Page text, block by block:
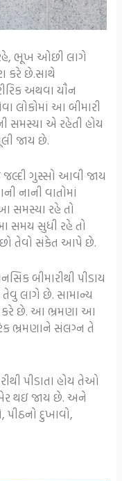
ભૂખ ઓછી લાગે
કરે છે.સાથે
અથવા યૌન
લોકોમાં આ બીમારી
સમસ્યા એ રહેતી હોય
જાય છે.
ગુસ્સો આવી જાય
નાની વાતોમાં
સમસ્યા રહે તો
સમય સુધી રહે તો
છો તેવો સંકેત આપે છે.
બીમારીથી પીડાય
લાગે છે. સામાન્ય
કરે છે. આ ભ્રમણા આ
ભ્રમણાને સંલગ્ન તે
પીડાતા હોય તેઓ
થઇ જાય છે. અને
પીઠનો દુખાવો,